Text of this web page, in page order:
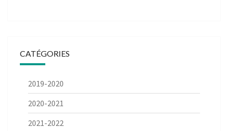
CATÉGORIES
2019-2020
2020-2021
2021-2022